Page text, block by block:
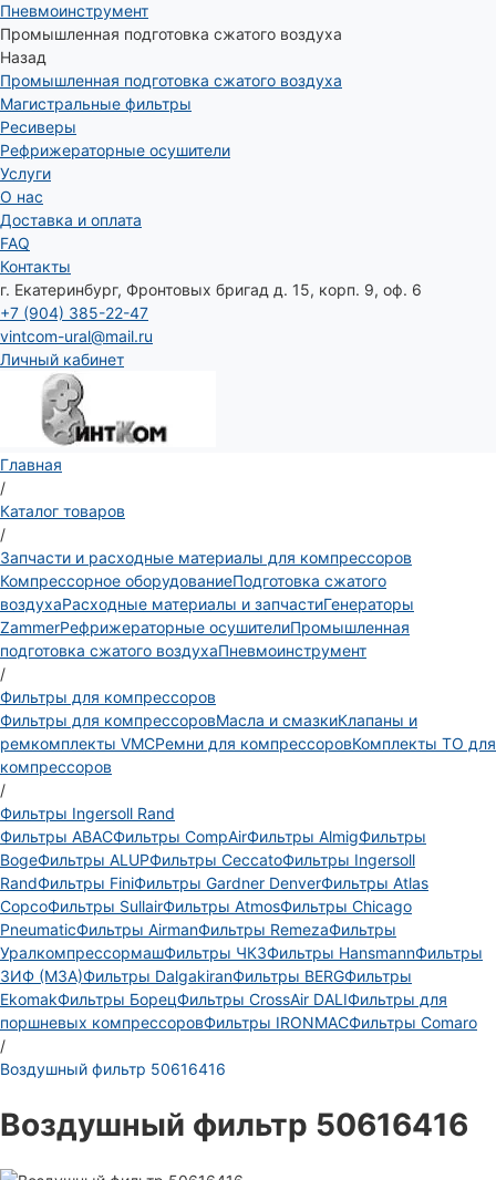
Пневмоинструмент
Промышленная подготовка сжатого воздуха
Назад
Промышленная подготовка сжатого воздуха
Магистральные фильтры
Ресиверы
Рефрижераторные осушители
Услуги
О нас
Доставка и оплата
FAQ
Контакты
г. Екатеринбург, Фронтовых бригад д. 15, корп. 9, оф. 6
+7 (904) 385-22-47
vintcom-ural@mail.ru
Личный кабинет
Главная
/
Каталог товаров
/
Запчасти и расходные материалы для компрессоров
Компрессорное оборудованиеПодготовка сжатого
воздухаРасходные материалы и запчастиГенераторы
ZammerРефрижераторные осушителиПромышленная
подготовка сжатого воздухаПневмоинструмент
/
Фильтры для компрессоров
Фильтры для компрессоровМасла и смазкиКлапаны и
ремкомплекты VMCРемни для компрессоровКомплекты ТО для
компрессоров
/
Фильтры Ingersoll Rand
Фильтры ABACФильтры CompAirФильтры AlmigФильтры
BogeФильтры ALUPФильтры CeccatoФильтры Ingersoll
RandФильтры FiniФильтры Gardner DenverФильтры Atlas
CopcoФильтры SullairФильтры AtmosФильтры Chicago
PneumaticФильтры AirmanФильтры RemezaФильтры
УралкомпрессормашФильтры ЧКЗФильтры HansmannФильтры
ЗИФ (МЗА)Фильтры DalgakiranФильтры BERGФильтры
EkomakФильтры БорецФильтры CrossAir DALIФильтры для
поршневых компрессоровФильтры IRONMACФильтры Comaro
/
Воздушный фильтр 50616416
Воздушный фильтр 50616416